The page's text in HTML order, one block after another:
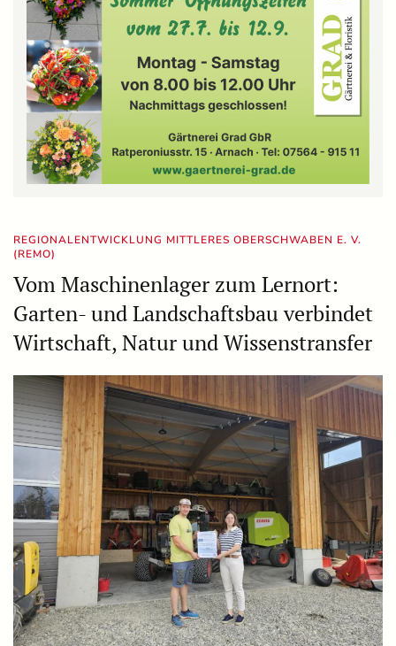
REGIONALENTWICKLUNG MITTLERES OBERSCHWABEN E. V.
(REMO)
Vom Maschinenlager zum Lernort:
Garten- und Landschaftsbau verbindet
Wirtschaft, Natur und Wissenstransfer